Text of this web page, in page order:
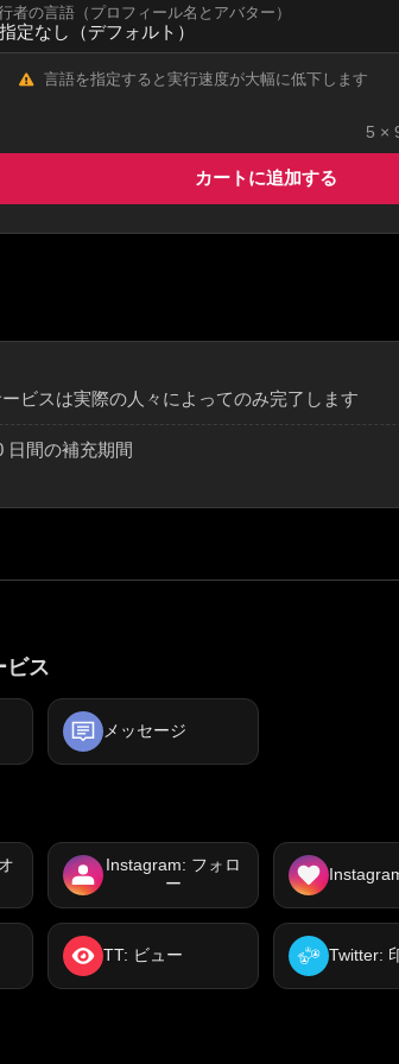
者の言語（プロフィール名とアバター）
言語を指定すると実行速度が大幅に低下します
5 ×
カートに追加する
ビスは実際の人々によってのみ完了します
日間の補充期間
ス
メッセージ
Instagram: フォロ
ー
TT: ビュー Twitter: